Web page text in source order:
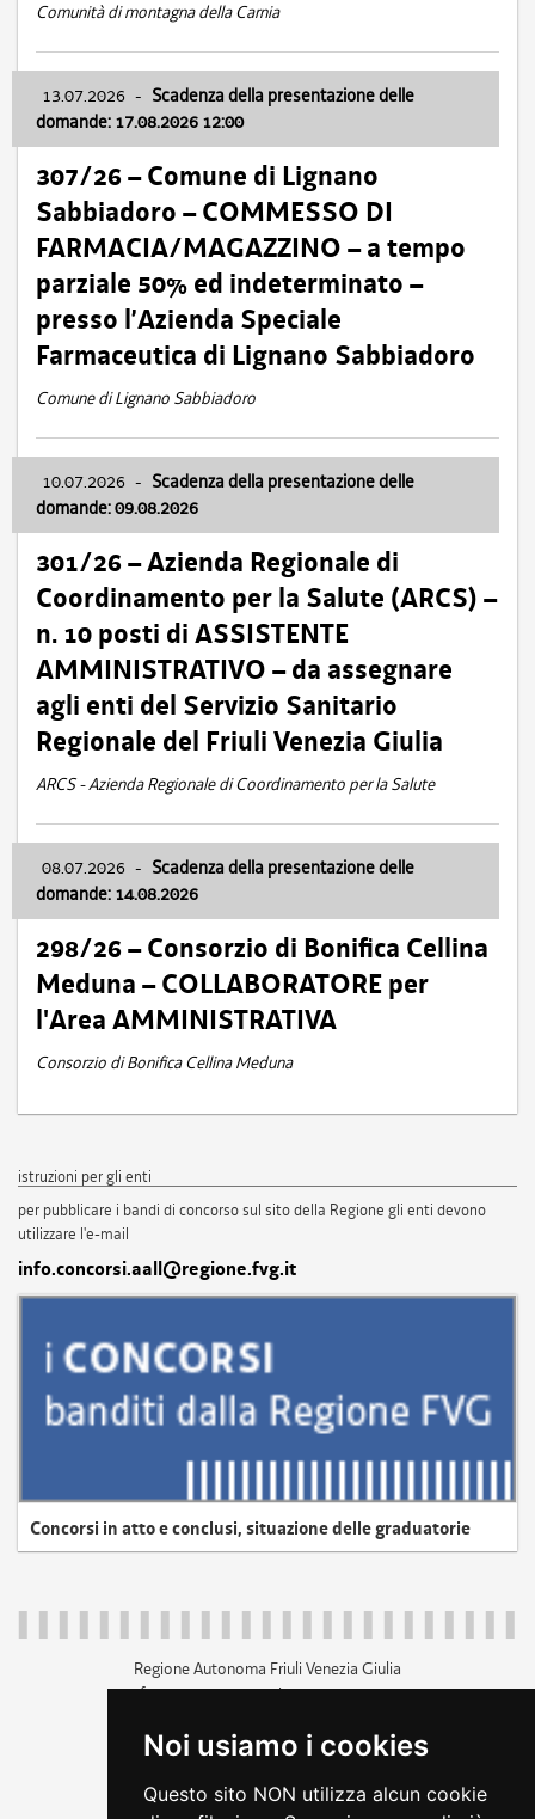
Noi usiamo i cookies
Questo sito NON utilizza alcun cookie
Comunità di montagna della Carnia
13.07.2026 - Scadenza della presentazione delle
domande: 17.08.2026 12:00
307/26 – Comune di Lignano
Sabbiadoro – COMMESSO DI
FARMACIA/MAGAZZINO – a tempo
parziale 50% ed indeterminato –
presso l’Azienda Speciale
Farmaceutica di Lignano Sabbiadoro
Comune di Lignano Sabbiadoro
10.07.2026 - Scadenza della presentazione delle
domande: 09.08.2026
301/26 – Azienda Regionale di
Coordinamento per la Salute (ARCS) –
n. 10 posti di ASSISTENTE
AMMINISTRATIVO – da assegnare
agli enti del Servizio Sanitario
Regionale del Friuli Venezia Giulia
ARCS - Azienda Regionale di Coordinamento per la Salute
08.07.2026 - Scadenza della presentazione delle
domande: 14.08.2026
298/26 – Consorzio di Bonifica Cellina
Meduna – COLLABORATORE per
l'Area AMMINISTRATIVA
Consorzio di Bonifica Cellina Meduna
istruzioni per gli enti
per pubblicare i bandi di concorso sul sito della Regione gli enti devono
utilizzare l'e-mail
info.concorsi.aall@regione.fvg.it
Concorsi in atto e conclusi, situazione delle graduatorie
Regione Autonoma Friuli Venezia Giulia
c.f. 80014930327; p.iva 00526040324
+39 040 3771111